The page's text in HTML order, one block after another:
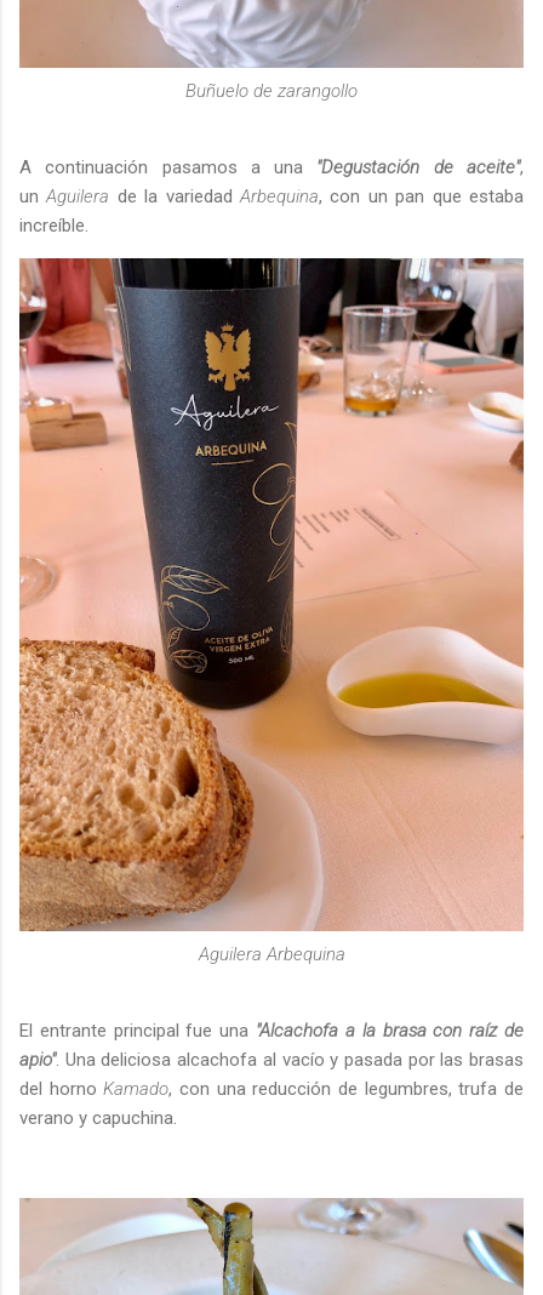
Buñuelo de zarangollo
A continuación pasamos a una "Degustación de aceite",
unAguilera de la variedadArbequina, con un pan que estaba
increíble.
Aguilera Arbequina
El entrante principal fue una "Alcachofa a la brasa con raíz de
apio". Una deliciosa alcachofa al vacío y pasada por las brasas
del hornoKamado, con una reducción de legumbres, trufa de
verano y capuchina.